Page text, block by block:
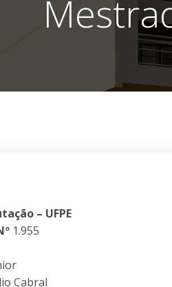
– UFPE
1.955
Cabral